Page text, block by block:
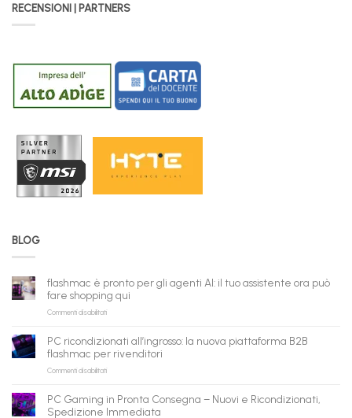
RECENSIONI | PARTNERS
BLOG
flashmac è pronto per gli agenti AI: il tuo assistente ora può
fare shopping qui
Commenti disabilitatisu
pronto
per
gli
AI:
il
PC ricondizionati all’ingrosso: la nuova piattaforma B2B
flashmac per rivenditori
Commenti disabilitatisu
ricondizionati
all’ingrosso:
PC Gaming in Pronta Consegna – Nuovi e Ricondizionati,
Spedizione Immediata